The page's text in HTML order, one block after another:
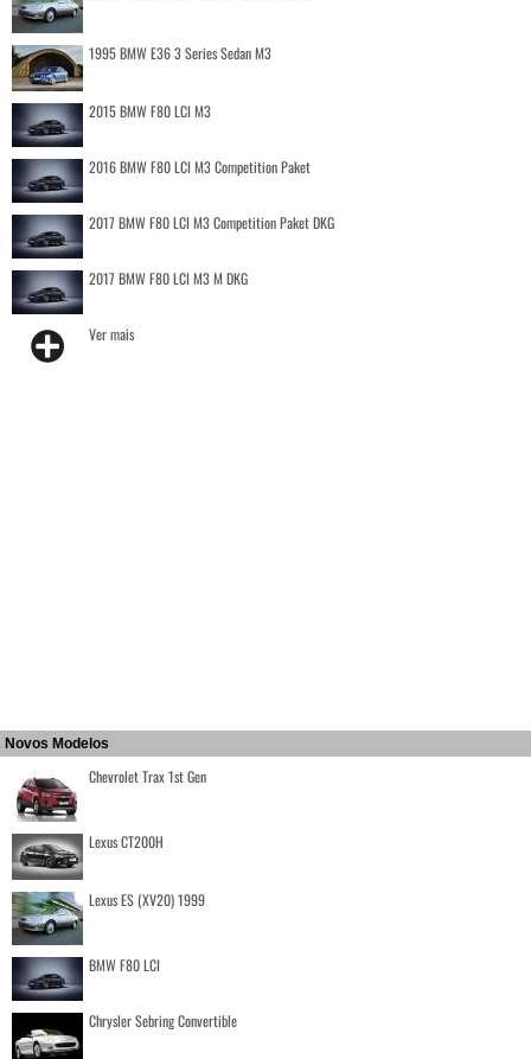
1995 BMW E36 3 Series Sedan M3
2015 BMW F80 LCI M3
2016 BMW F80 LCI M3 Competition Paket
2017 BMW F80 LCI M3 Competition Paket DKG
2017 BMW F80 LCI M3 M DKG
Ver mais
Novos Modelos
Chevrolet Trax 1st Gen
Lexus CT200H
Lexus ES (XV20) 1999
BMW F80 LCI
Chrysler Sebring Convertible